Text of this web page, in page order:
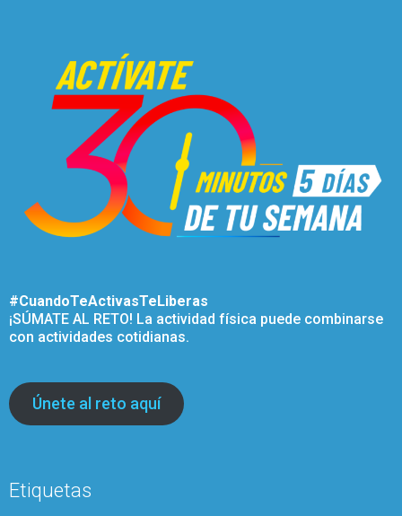
#CuandoTeActivasTeLiberas
¡SÚMATE AL RETO! La actividad física puede combinarse
con actividades cotidianas.
Únete al reto aquí
Etiquetas